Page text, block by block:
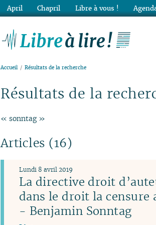
Accueil Résultats de la recherche
Résultats de la
« sonntag »
Articles (16)
La directive droit
dans le droit la censure
- Benjamin Sonntag
Lundi 8 avril 2019
April Chapril Libre à vous !